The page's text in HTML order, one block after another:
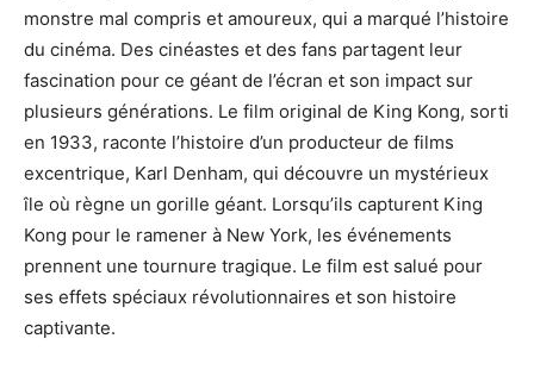
monstre mal compris et amoureux, qui a marqué l’histoire
du cinéma. Des cinéastes et des fans partagent leur
fascination pour ce géant de l’écran et son impact sur
plusieurs générations. Le film original de King Kong, sorti
en 1933, raconte l’histoire d’un producteur de films
excentrique, Karl Denham, qui découvre un mystérieux
île où règne un gorille géant. Lorsqu’ils capturent King
Kong pour le ramener à New York, les événements
prennent une tournure tragique. Le film est salué pour
ses effets spéciaux révolutionnaires et son histoire
captivante.